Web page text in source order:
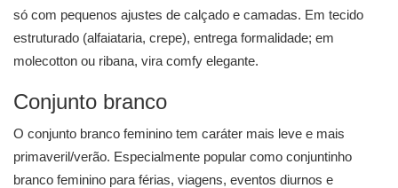
só com pequenos ajustes de calçado e camadas. Em tecido
estruturado (alfaiataria, crepe), entrega formalidade; em
molecotton ou ribana, vira comfy elegante.
Conjunto branco
O conjunto branco feminino tem caráter mais leve e mais
primaveril/verão. Especialmente popular como conjuntinho
branco feminino para férias, viagens, eventos diurnos e